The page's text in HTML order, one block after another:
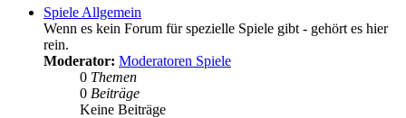
Spiele Allgemein
Wenn es kein Forum für spezielle Spiele gibt - gehört es hier
rein.
Moderator: Moderatoren Spiele
0 Themen
0 Beiträge
Keine Beiträge